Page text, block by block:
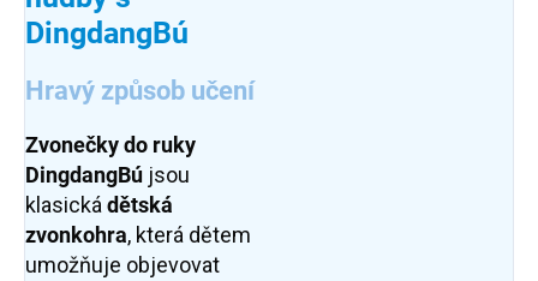
DingdangBú
Hravý způsob učení
Zvonečky do ruky
DingdangBú jsou
klasickádětská
zvonkohra, která dětem
umožňuje objevovat